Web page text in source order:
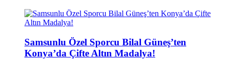
Samsunlu Özel Sporcu Bilal Güneş’ten
Konya’da Çifte Altın Madalya!